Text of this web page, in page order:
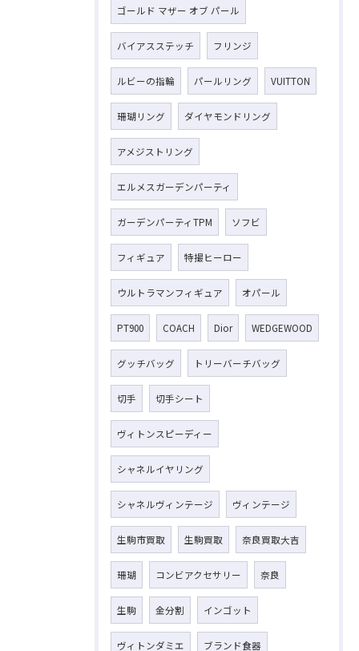
ゴールド マザー オブ パール
バイアスステッチ フリンジ
ルビーの指輪 パールリング VUITTON
珊瑚リング ダイヤモンドリング
アメジストリング
エルメスガーデンパーティ
ガーデンパーティTPM ソフビ
フィギュア 特撮ヒーロー
ウルトラマンフィギュア オパール
PT900 COACH Dior WEDGEWOOD
グッチバッグ トリーバーチバッグ
切手 切手シート
ヴィトンスピーディー
シャネルイヤリング
シャネルヴィンテージ ヴィンテージ
生駒市買取 生駒買取 奈良買取大吉
珊瑚 コンビアクセサリー 奈良
生駒 金分割 インゴット
ヴィトンダミエ ブランド食器